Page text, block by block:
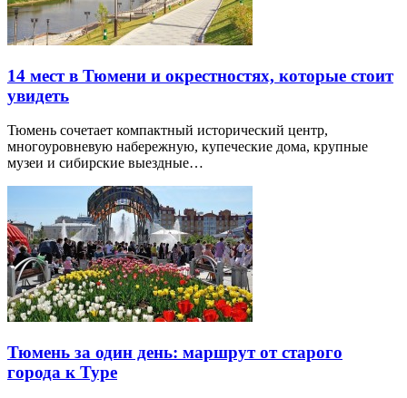
14 мест в Тюмени и окрестностях, которые стоит
увидеть
Тюмень сочетает компактный исторический центр,
многоуровневую набережную, купеческие дома, крупные
музеи и сибирские выездные…
Тюмень за один день: маршрут от старого
города к Туре